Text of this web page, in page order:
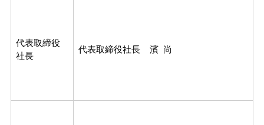
代表取締役
社長
代表取締役社長 濱 尚